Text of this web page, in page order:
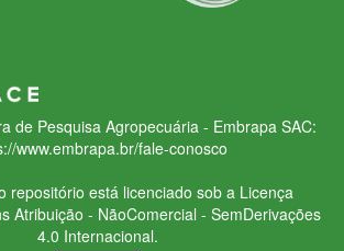
de Pesquisa Agropecuária - Embrapa SAC:
www.embrapa.br/fale-conosco
repositório está licenciado sob a Licença
Atribuição - NãoComercial - SemDerivações
4.0 Internacional.